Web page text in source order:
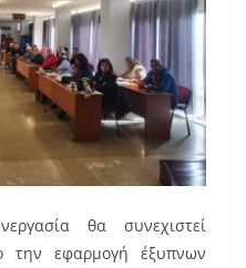
θα συνεχιστεί
την εφαρμογή έξυπνων